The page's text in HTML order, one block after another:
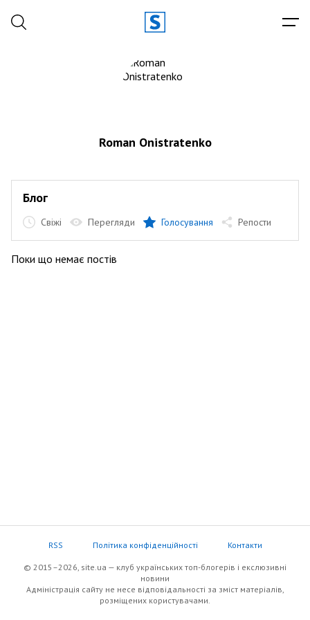
Roman Onistratenko
Блог
Свіжі Перегляди Голосування Репости
Поки що немає постів
RSS Політика конфіденційності Контакти
© 2015–2026, site.ua — клуб українських топ-блогерів i екслюзивнi
новини
Адміністрація сайту не несе відповідальності за зміст матеріалів,
розміщених користувачами.